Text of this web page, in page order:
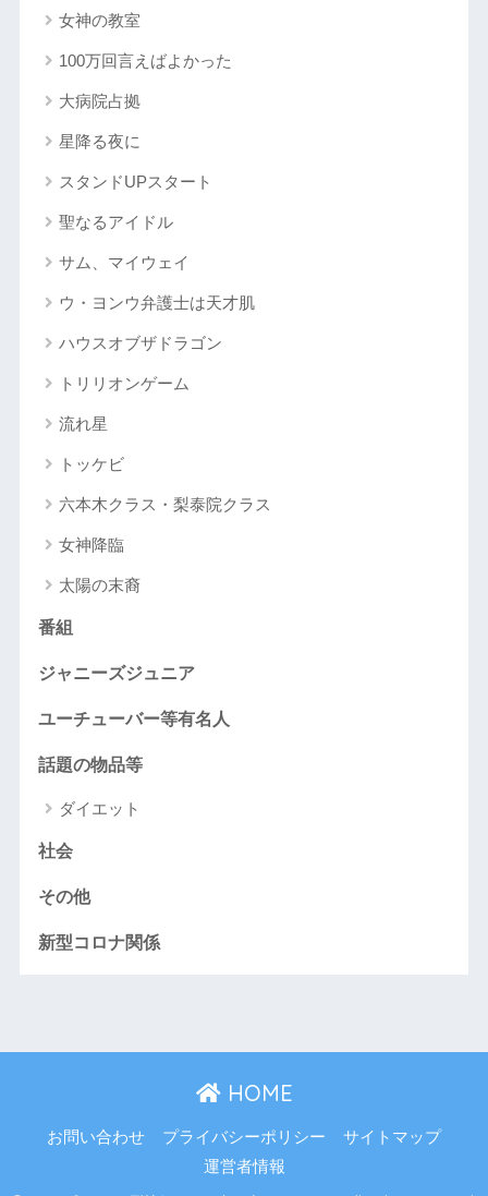
女神の教室
100万回言えばよかった
大病院占拠
星降る夜に
スタンドUPスタート
聖なるアイドル
サム、マイウェイ
ウ・ヨンウ弁護士は天才肌
ハウスオブザドラゴン
トリリオンゲーム
流れ星
トッケビ
六本木クラス・梨泰院クラス
女神降臨
太陽の末裔
番組
ジャニーズジュニア
ユーチューバー等有名人
話題の物品等
ダイエット
社会
その他
新型コロナ関係
HOME
お問い合わせ プライバシーポリシー
サイトマップ
運営者情報